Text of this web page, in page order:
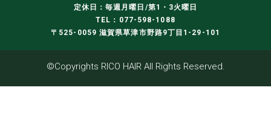
定休日：毎週月曜日/第1・3火曜日
TEL：077-598-1088
〒525-0059 滋賀県草津市野路9丁目1-29-101
©Copyrights RICO HAIR All Rights Reserved.